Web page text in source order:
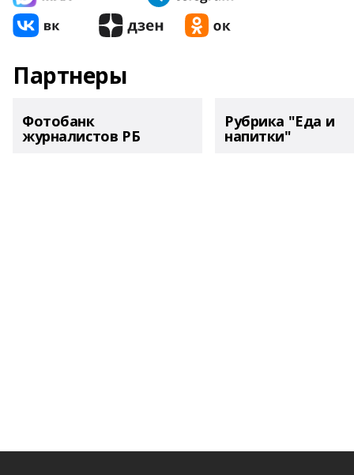
Партнеры
Фотобанк
журналистов РБ
Рубрика "Еда и
напитки"